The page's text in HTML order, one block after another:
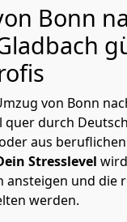
Bonn
von Bonn
quer durch
aus beruflichen
Stresslevel
ansteigen und die
werden.